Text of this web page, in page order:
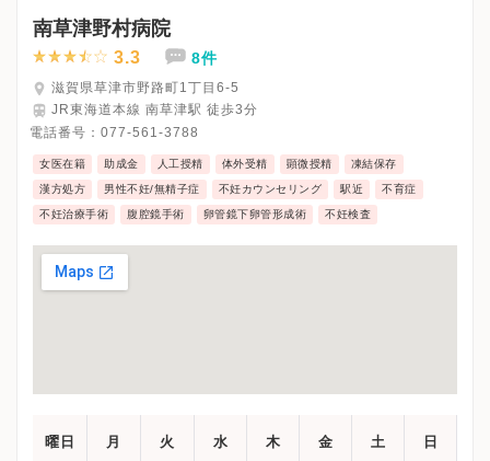
南草津野村病院
3.3 8件
滋賀県草津市野路町1丁目6-5
JR東海道本線 南草津駅 徒歩3分
電話番号： 077-561-3788
女医在籍 助成金 人工授精 体外受精 顕微授精 凍結保存
漢方処方 男性不妊/無精子症 不妊カウンセリング 駅近 不育症
不妊治療手術 腹腔鏡手術 卵管鏡下卵管形成術 不妊検査
曜日 月 火 水 木 金 土 日